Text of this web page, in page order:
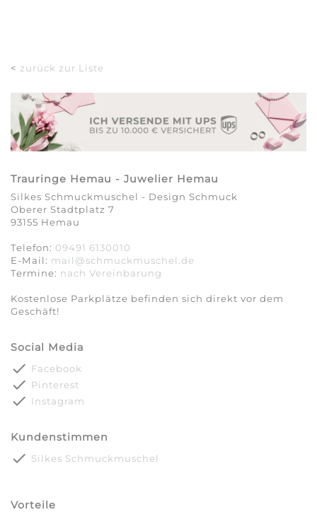
< zurück zur Liste
Trauringe Hemau - Juwelier Hemau
Silkes Schmuckmuschel - Design Schmuck
Oberer Stadtplatz 7
93155 Hemau
Telefon: 09491 6130010
E-Mail: mail@schmuckmuschel.de
Termine: nach Vereinbarung​​​​​​​
Kostenlose Parkplätze befinden sich direkt vor dem
Geschäft!
Social Media
done Facebook
done Pinterest
done Instagram
Kundenstimmen
done Silkes Schmuckmuschel
Vorteile